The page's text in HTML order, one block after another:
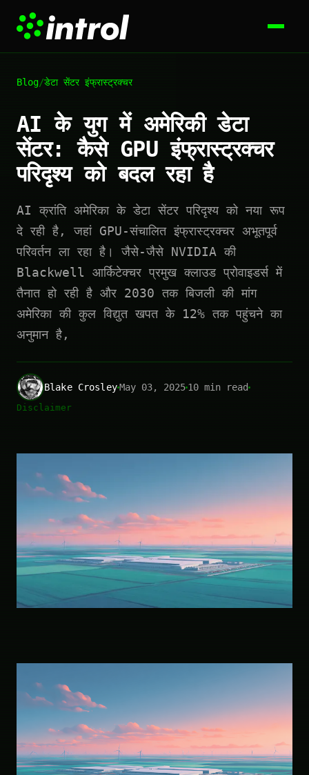
Blog/डेटा सेंटर इंफ्रास्ट्रक्चर
AI के युग में अमेरिकी डेटा
सेंटर: कैसे GPU इंफ्रास्ट्रक्चर
परिदृश्य को बदल रहा है
AI क्रांति अमेरिका के डेटा सेंटर परिदृश्य को नया रूप
दे रही है, जहां GPU-संचालित इंफ्रास्ट्रक्चर अभूतपूर्व
परिवर्तन ला रहा है। जैसे-जैसे NVIDIA की
Blackwell आर्किटेक्चर प्रमुख क्लाउड प्रोवाइडर्स में
तैनात हो रही है और 2030 तक बिजली की मांग
अमेरिका की कुल विद्युत खपत के 12% तक पहुंचने का
अनुमान है,
Blake CrosleyMay 03, 202510 min read
Disclaimer